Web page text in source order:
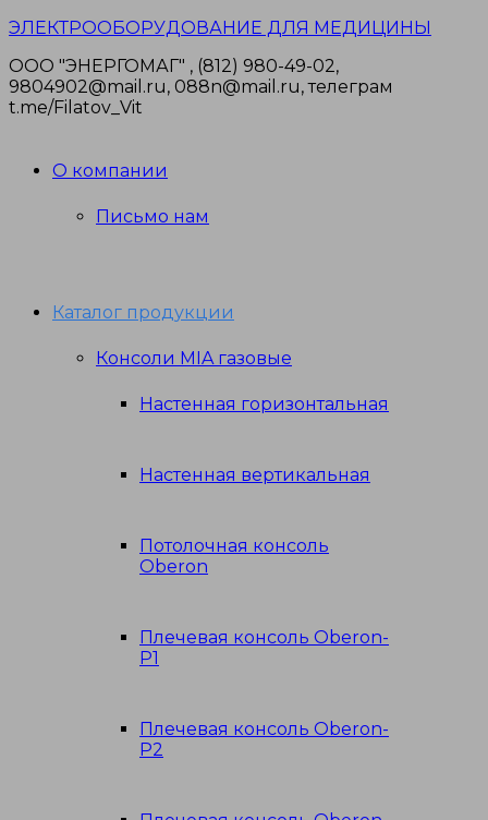
Перейти
содержимому
ЭЛЕКТРООБОРУДОВАНИЕ ДЛЯ МЕДИЦИНЫ
ООО "ЭНЕРГОМАГ" , (812) 980-49-02,
9804902@mail.ru, 088n@mail.ru, телеграм
t.me/Filatov_Vit
О компании
Письмо нам
Каталог продукции
Консоли MIA газовые
Настенная горизонтальная
Настенная вертикальная
Потолочная консоль
Oberon
Плечевая консоль Oberon-
P1
Плечевая консоль Oberon-
P2